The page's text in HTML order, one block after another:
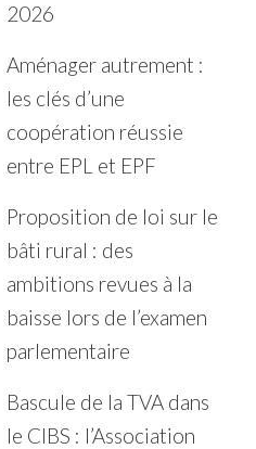
2026
Aménager autrement :
les clés d’une
coopération réussie
entre EPL et EPF
Proposition de loi sur le
bâti rural : des
ambitions revues à la
baisse lors de l’examen
parlementaire
Bascule de la TVA dans
le CIBS : l’Association